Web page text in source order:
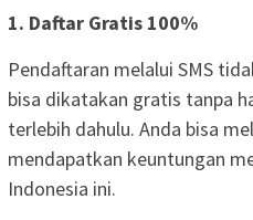
1. Daftar Gratis 100%
Pendaftaran melalui SMS
bisa dikatakan gratis tanpa
terlebih dahulu. Anda bisa
mendapatkan keuntungan
Indonesia ini.